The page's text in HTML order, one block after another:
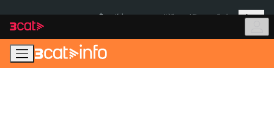
navegació
principal
contingut
Més